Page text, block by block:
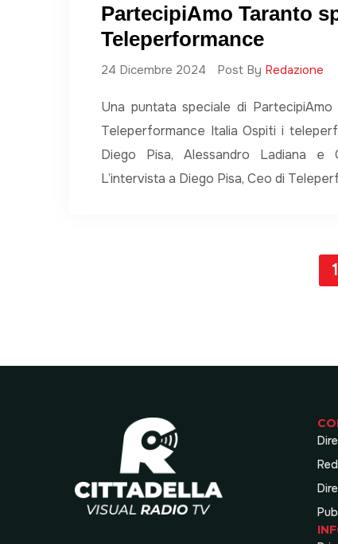
PartecipiAmo Taranto
Teleperformance
24 Dicembre 2024 Post By Redazione
Una puntata speciale di
Teleperformance Italia Ospiti i
Diego Pisa, Alessandro Ladiana e
L’intervista a Diego Pisa, Ceo di
1